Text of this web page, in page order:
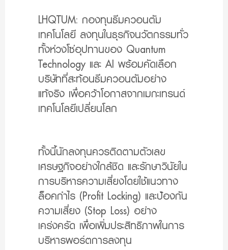
LHQTUM: กองทุนธีมควอนตัม
เทคโนโลยี ลงทุนในธุรกิจนวัตกรรมทั่ว
ทั้งห่วงโซ่อุปทานของ Quantum
Technology และ AI พร้อมคัดเลือก
บริษัทที่สะท้อนธีมควอนตัมอย่าง
แท้จริง เพื่อคว้าโอกาสจากเมกะเทรนด์
เทคโนโลยีเปลี่ยนโลก
ทั้งนี้นักลงทุนควรติดตามตัวเลข
เศรษฐกิจอย่างใกล้ชิด และรักษาวินัยใน
การบริหารความเสี่ยงโดยใช้แนวทาง
ล็อคกำไร (Profit Locking) และป้องกัน
ความเสี่ยง (Stop Loss) อย่าง
เคร่งครัด เพื่อเพิ่มประสิทธิภาพในการ
บริหารพอร์ตการลงทุน